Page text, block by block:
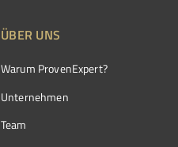
ÜBER UNS
Warum ProvenExpert?
Unternehmen
Team